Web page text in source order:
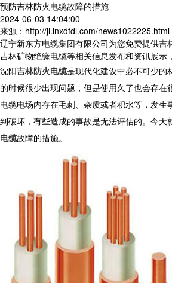
预防吉林防火电缆故障的措施
2024-06-03 14:04:00
来源：http://jl.lnxdfdl.com/news1022225.html
辽宁新东方电缆集团有限公司为您免费提供吉
吉林矿物绝缘电缆等相关信息发布和资讯展示
沈阳吉林防火电缆是现代化建设中必不可少的
的时候很少出现问题，但是使用久了也会存在
电缆电场内存在毛刺、杂质或者积水等，发生
到破坏，有些造成的事故是无法评估的。今天
电缆故障的措施。